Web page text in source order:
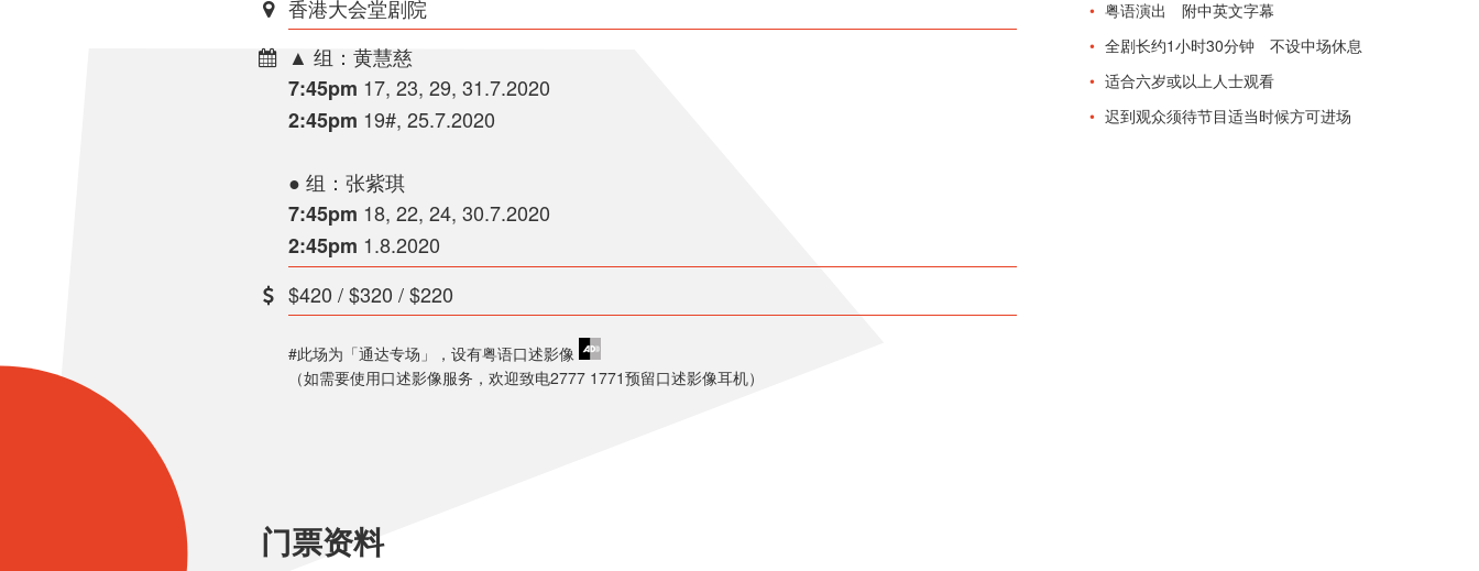
香港大会堂剧院
▲ 组：黄慧慈
7:45pm 17, 23, 29, 31.7.2020
2:45pm 19#, 25.7.2020
● 组：张紫琪
7:45pm 18, 22, 24, 30.7.2020
2:45pm 1.8.2020
$420 / $320 / $220
#此场为「通达专场」，设有粤语口述影像
（如需要使用口述影像服务，欢迎致电2777 1771预留口述影像耳机）
粤语演出 附中英文字幕
全剧长约1小时30分钟 不设中场休息
适合六岁或以上人士观看
迟到观众须待节目适当时候方可进场
门票资料